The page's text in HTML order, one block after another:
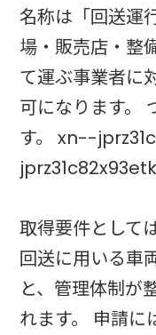
名称は「回送運
場・販売店・整
て運ぶ事業者に
可になります。
す。 xn--
取得要件として
回送に用いる車
と、管理体制が
れます。 申請に